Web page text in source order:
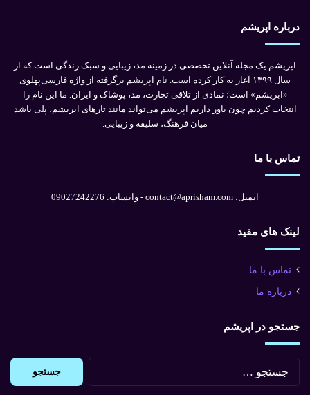
درباره اپریشم
اپریشم یک مجله آنلاین تخصصی در زمینه مد، زیبایی و سبک زندگی است که از
سال ۱۳۹۹ آغاز به کار کرده است. نام اپریشم برگرفته از واژه فارسی‌پهلوی
«ابریشم» است؛ نمادی از تلاقی تجارت، مد، پوشاک و ایران. ما این نام را
انتخاب کردیم چون باور داریم اپریشم می‌تواند مانند تارهای ابریشم، پلی باشد
میان فرهنگ، سلیقه و زیبایی.
تماس با ما
ایمیل: contact@aprisham.com - واتساپ: 09027242276
لینک های مفید
تماس با ما
درباره ما
جستجو در اپریشم
جستجو
برای: